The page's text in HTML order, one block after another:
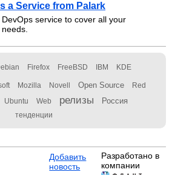
a Service from Palark
DevOps service to cover all your
Firefox FreeBSD IBM KDE
Mozilla Novell Open Source Red
Ubuntu Web релизы Россия
тенденции
Добавить
новость
Разработано в
компании